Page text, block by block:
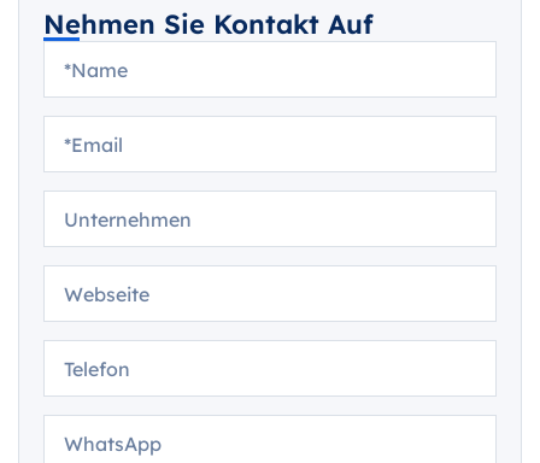
Nehmen Sie Kontakt Auf